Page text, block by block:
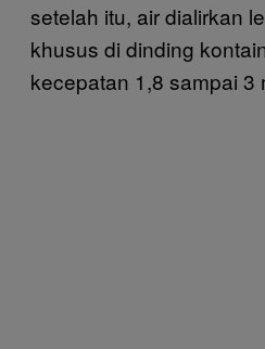
setelah itu, air dialirkan
khusus di dinding
kecepatan 1,8 sampai 3